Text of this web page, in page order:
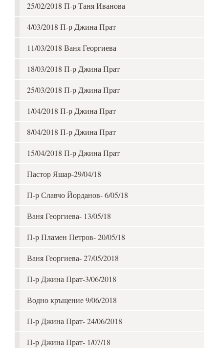
25/02/2018 П-р Таня Иванова
4/03/2018 П-р Джина Прат
11/03/2018 Ваня Георгиева
18/03/2018 П-р Джина Прат
25/03/2018 П-р Джина Прат
1/04/2018 П-р Джина Прат
8/04/2018 П-р Джина Прат
15/04/2018 П-р Джина Прат
Пастор Яшар-29/04/18
П-р Славчо Йорданов- 6/05/18
Ваня Георгиева- 13/05/18
П-р Пламен Петров- 20/05/18
Ваня Георгиева- 27/05/2018
П-р Джина Прат-3/06/2018
Водно кръщение 9/06/2018
П-р Джина Прат- 24/06/2018
П-р Джина Прат- 1/07/18